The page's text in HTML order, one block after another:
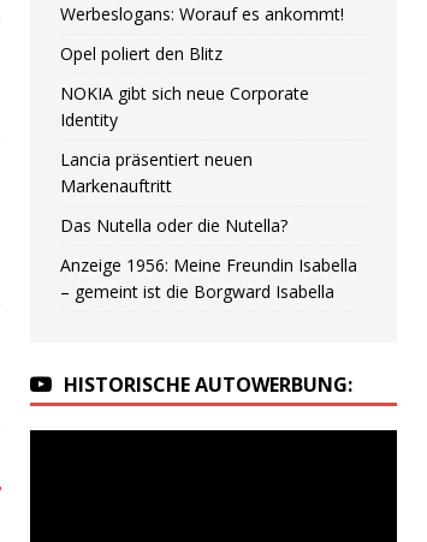
Werbeslogans: Worauf es ankommt!
Opel poliert den Blitz
NOKIA gibt sich neue Corporate
Identity
Lancia präsentiert neuen
Markenauftritt
Das Nutella oder die Nutella?
Anzeige 1956: Meine Freundin Isabella
– gemeint ist die Borgward Isabella
HISTORISCHE AUTOWERBUNG: